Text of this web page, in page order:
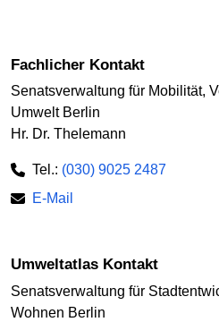
Fachlicher Kontakt
Senatsverwaltung für Mobilität,
Umwelt Berlin
Hr. Dr. Thelemann
Tel.: (030) 9025 2487
E-Mail
Umweltatlas Kontakt
Senatsverwaltung für
Wohnen Berlin